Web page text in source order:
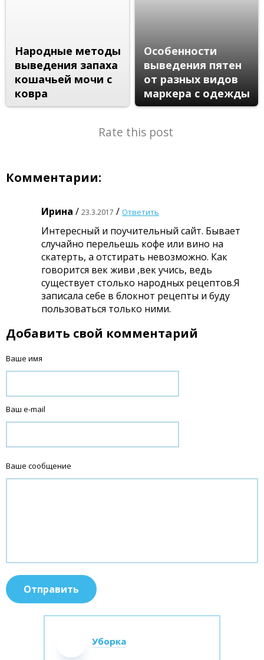
Народные методы
выведения запаха
кошачьей мочи с
ковра
Особенности
выведения пятен
от разных видов
маркера с одежды
Rate this post
Комментарии:
Ирина / 23.3.2017 / Ответить
Интересный и поучительный сайт. Бывает
случайно перельешь кофе или вино на
скатерть, а отстирать невозможно. Как
говорится век живи ,век учись, ведь
существует столько народных рецептов.Я
записала себе в блокнот рецепты и буду
пользоваться только ними.
Добавить свой комментарий
Ваше имя
Ваш e-mail
Ваше сообщение
Уборка